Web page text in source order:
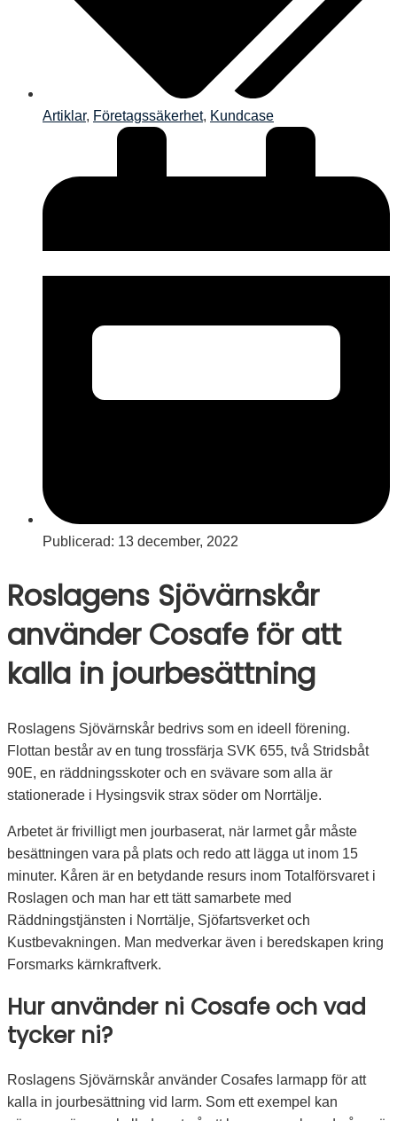
Artiklar, Företagssäkerhet, Kundcase
Publicerad: 13 december, 2022
Roslagens Sjövärnskår
använder Cosafe för att
kalla in jourbesättning
Roslagens Sjövärnskår bedrivs som en ideell förening.
Flottan består av en tung trossfärja SVK 655, två Stridsbåt
90E, en räddningsskoter och en svävare som alla är
stationerade i Hysingsvik strax söder om Norrtälje.
Arbetet är frivilligt men jourbaserat, när larmet går måste
besättningen vara på plats och redo att lägga ut inom 15
minuter. Kåren är en betydande resurs inom Totalförsvaret i
Roslagen och man har ett tätt samarbete med
Räddningstjänsten i Norrtälje, Sjöfartsverket och
Kustbevakningen. Man medverkar även i beredskapen kring
Forsmarks kärnkraftverk.
Hur använder ni Cosafe och vad
tycker ni?
Roslagens Sjövärnskår använder Cosafes larmapp för att
kalla in jourbesättning vid larm. Som ett exempel kan